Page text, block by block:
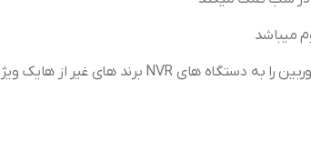
میباشد